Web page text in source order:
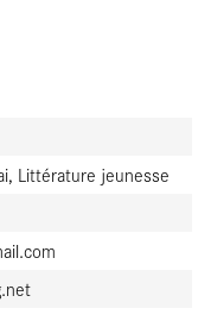
Littérature jeunesse